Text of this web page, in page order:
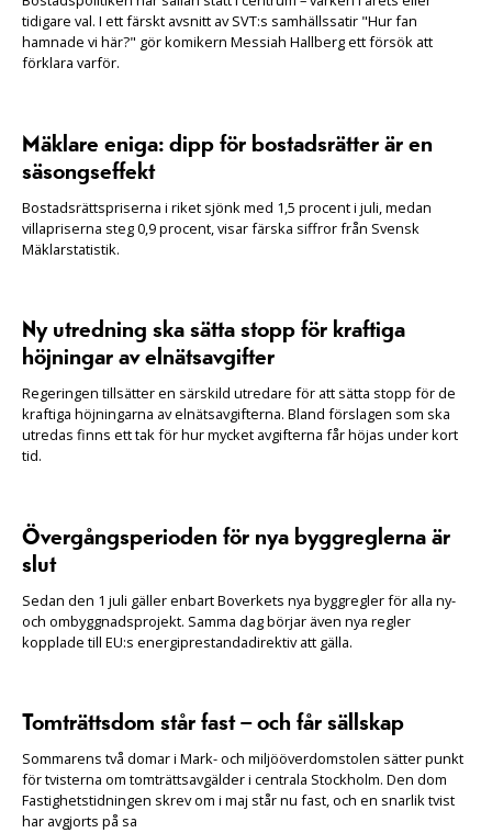
tidigare val. I ett färskt avsnitt av SVT:s samhällssatir "Hur fan
hamnade vi här?" gör komikern Messiah Hallberg ett försök att
förklara varför.
Mäklare eniga: dipp för bostadsrätter är en
säsongseffekt
Bostadsrättspriserna i riket sjönk med 1,5 procent i juli, medan
villapriserna steg 0,9 procent, visar färska siffror från Svensk
Mäklarstatistik.
Ny utredning ska sätta stopp för kraftiga
höjningar av elnätsavgifter
Regeringen tillsätter en särskild utredare för att sätta stopp för de
kraftiga höjningarna av elnätsavgifterna. Bland förslagen som ska
utredas finns ett tak för hur mycket avgifterna får höjas under kort
tid.
Övergångsperioden för nya byggreglerna är
slut
Sedan den 1 juli gäller enbart Boverkets nya byggregler för alla ny-
och ombyggnadsprojekt. Samma dag börjar även nya regler
kopplade till EU:s energiprestandadirektiv att gälla.
Tomträttsdom står fast – och får sällskap
Sommarens två domar i Mark- och miljööverdomstolen sätter punkt
för tvisterna om tomträttsavgälder i centrala Stockholm. Den dom
Fastighetstidningen skrev om i maj står nu fast, och en snarlik tvist
har avgjorts på sa